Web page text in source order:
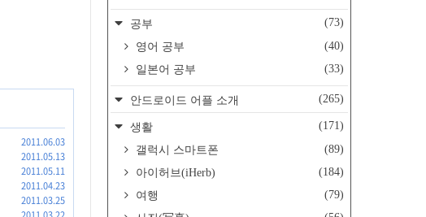
2011.06.03
2011.05.13
2011.05.11
2011.04.23
2011.03.25
공부
(73)
영어 공부
(40)
일본어 공부
(33)
안드로이드 어플 소개 (265)
생활
(171)
갤럭시 스마트폰
(89)
아이허브(iHerb)
(184)
여행
(79)